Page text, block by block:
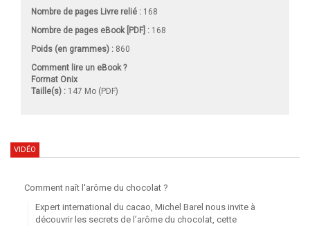
Nombre de pages Livre relié : 168
Nombre de pages eBook [PDF] : 168
Poids (en grammes) : 860
Comment lire un eBook ?
Format Onix
Taille(s) : 147 Mo (PDF)
VIDÉO
Comment naît l'arôme du chocolat ?
Expert international du cacao, Michel Barel nous invite à
découvrir les secrets de l’arôme du chocolat, cette